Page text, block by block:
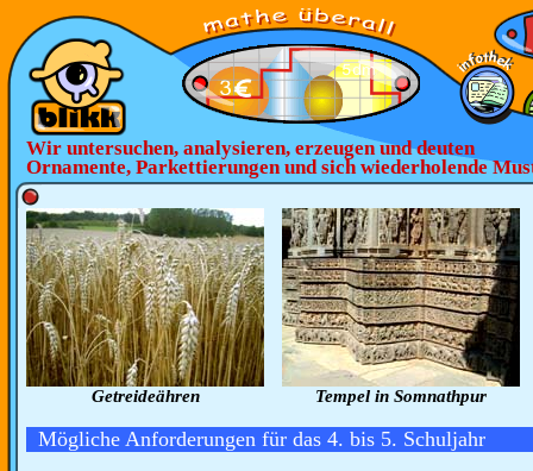
Wir untersuchen, analysieren, erzeugen und deuten
Ornamente, Parkettierungen und sich wiederholende
Getreideähren Tempel in Somnathpur
Mögliche Anforderungen für das 4. bis 5. Schuljahr